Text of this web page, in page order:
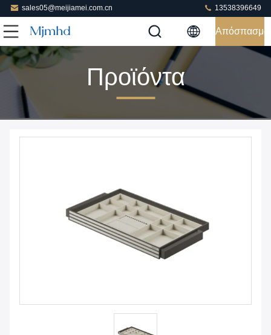
sales05@meijiamei.com.cn 13538396649
Απόσπασμα
Προϊόντα